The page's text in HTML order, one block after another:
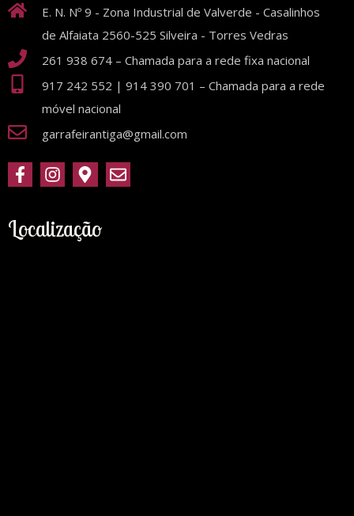
E. N. Nº 9 - Zona Industrial de Valverde - Casalinhos
de Alfaiata 2560-525 Silveira - Torres Vedras
261 938 674 – Chamada para a rede fixa nacional
917 242 552 | 914 390 701 – Chamada para a rede
móvel nacional
garrafeirantiga@gmail.com
Localização